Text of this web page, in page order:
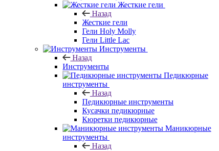
Жесткие гели
Назад
Жесткие гели
Гели Holy Molly
Гели Little Lac
Инструменты
Назад
Инструменты
Педикюрные
инструменты
Назад
Педикюрные инструменты
Кусачки педикюрные
Кюретки педикюрные
Маникюрные
инструменты
Назад